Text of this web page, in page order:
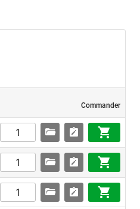
Commander